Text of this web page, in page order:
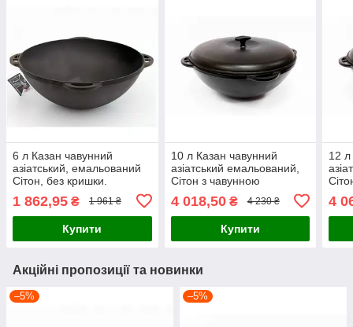
6 л Казан чавунний
азіатський, емальований
Сітон, без кришки.
1 862,95 ₴ 1 961 ₴
Купити
10 л Казан чавунний
азіатський емальований,
Сітон з чавунною
4 018,50₴ 4 230 ₴
Купити
12 л
4
Акційні пропозиції та новинки
–5% –5%